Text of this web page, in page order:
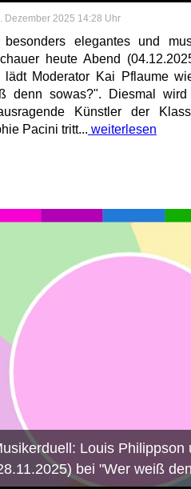
Dezember 2025 14:28 Uhr
besonders elegantes und
heute Abend
lädt Moderator Kai Pflaume
denn sowas?". Diesmal
Künstler der
Pacini tritt... weiterlesen
Louis
bei "Wer weiß